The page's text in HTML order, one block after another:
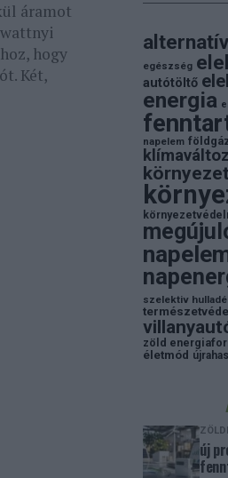
áramot
hogy
Két,
egészség
autótöltő
energia
napelem
környezet
szelektiv
zöld
életmód
új